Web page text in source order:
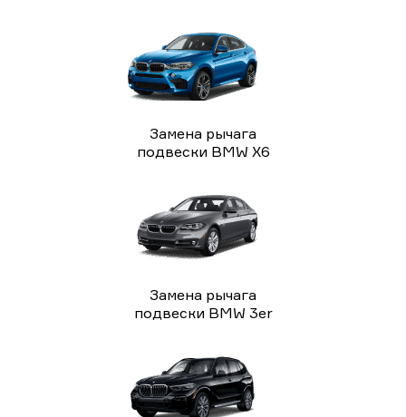
Замена рычага
подвески BMW X6
Замена рычага
подвески BMW 3er